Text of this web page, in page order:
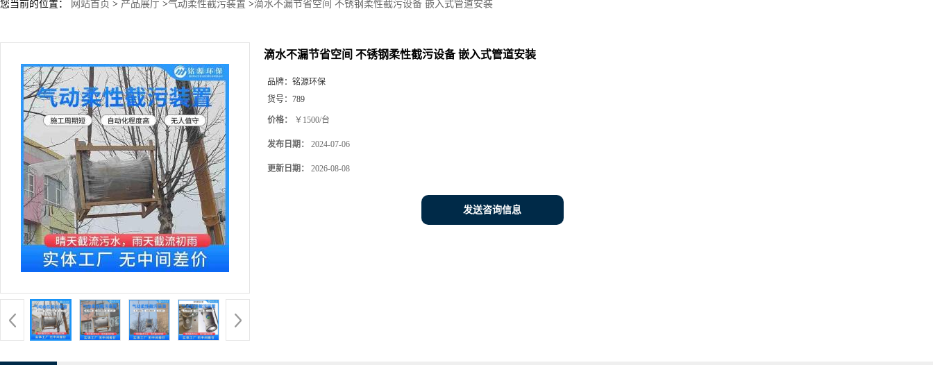
您当前的位置： 网站首页 > 产品展厅 >气动柔性截污装置 >滴水不漏节省空间 不锈钢柔性截污设备 嵌入式管道安装
滴水不漏节省空间 不锈钢柔性截污设备 嵌入式管道安装
品牌： 铭源环保
货号： 789
价格： ￥1500/台
发布日期： 2024-07-06
更新日期： 2026-08-08
发送咨询信息